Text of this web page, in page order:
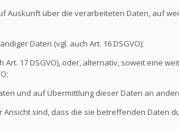
Auskunft über die verarbeiteten Daten, auf
Daten (vgl. auch Art. 16 DSGVO);
17 DSGVO), oder, alternativ, soweit eine
und auf Übermittlung dieser Daten an
sind, dass die sie betreffenden Daten